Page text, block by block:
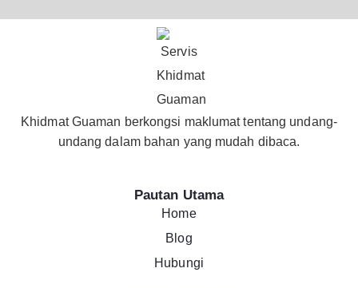
Khidmat Guaman berkongsi maklumat tentang undang-
undang dalam bahan yang mudah dibaca.
Pautan Utama
Home
Blog
Hubungi